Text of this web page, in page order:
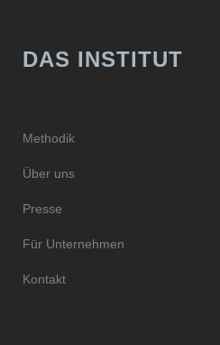
DAS INSTITUT
Methodik
Über uns
Presse
Für Unternehmen
Kontakt